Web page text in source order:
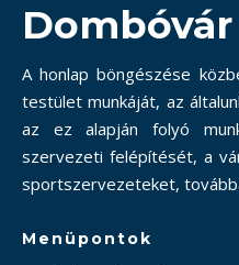
Dombóvár
A honlap böngészése
testület munkáját, az
az ez alapján folyó
szervezeti felépítését, a
sportszervezeteket,
Menüpontok